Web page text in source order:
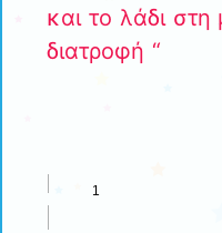
και το λάδι
διατροφή “